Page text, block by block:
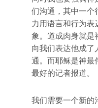
们沟通，其中一个
力用语言和行为表
象。道成肉身就是
向我们表达他成了
通。而耶稣是神最
最好的记者报道。
我们需要一个新的